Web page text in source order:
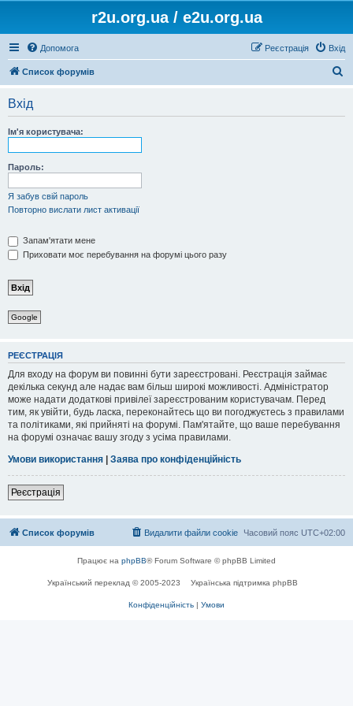
r2u.org.ua / e2u.org.ua
Допомога Вхід
Реєстрація
Список форумів
Вхід
Ім'я користувача:
Пароль:
Я забув свій пароль
Повторно вислати лист активації
Запам'ятати мене
Приховати моє перебування на форумі цього разу
Google
РЕЄСТРАЦІЯ
Для входу на форум ви повинні бути зареєстровані. Реєстрація займає
декілька секунд але надає вам більш широкі можливості. Адміністратор
може надати додаткові привілеї зареєстрованим користувачам. Перед
тим, як увійти, будь ласка, переконайтесь що ви погоджуєтесь з правилами
та політиками, які прийняті на форумі. Пам'ятайте, що ваше перебування
на форумі означає вашу згоду з усіма правилами.
Умови використання | Заява про конфіденційність
Реєстрація
Список форумів Часовий пояс UTC+02:00
Видалити файли cookie
Працює на phpBB® Forum Software © phpBB Limited
Український переклад © 2005-2023 Українська підтримка phpBB
Конфіденційність | Умови